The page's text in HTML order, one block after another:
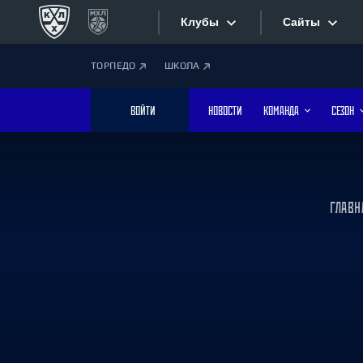
Клубы
Дивизион Боброва
Лада
Сайты
ТОРПЕДО ШКОЛА
ВОЙТИ НОВОСТИ КОМАНДА СЕЗОН